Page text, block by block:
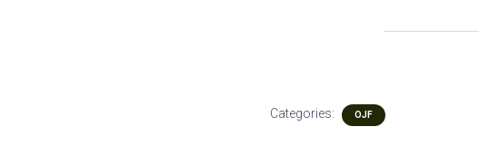
Categories: OJF